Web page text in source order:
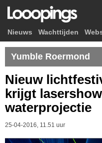
Nieuws Wachttijden
Yumble Roermond
Nieuw
krijgt
waterprojectie
25-04-2016, 11.51 uur